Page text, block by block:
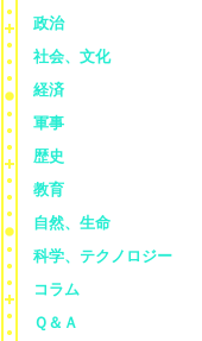
政治
社会、文化
経済
軍事
歴史
教育
自然、生命
科学、テクノロジー
コラム
Ｑ＆Ａ